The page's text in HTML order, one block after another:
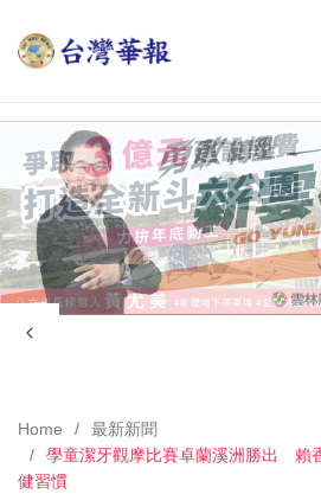
Home
最新新聞
學童潔牙觀摩比賽卓蘭溪洲勝出 賴
健習慣